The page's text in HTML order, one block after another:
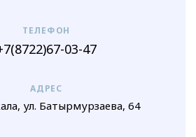
ТЕЛЕФОН
03-47
АДРЕС
ул. Батырмурзаева, 64